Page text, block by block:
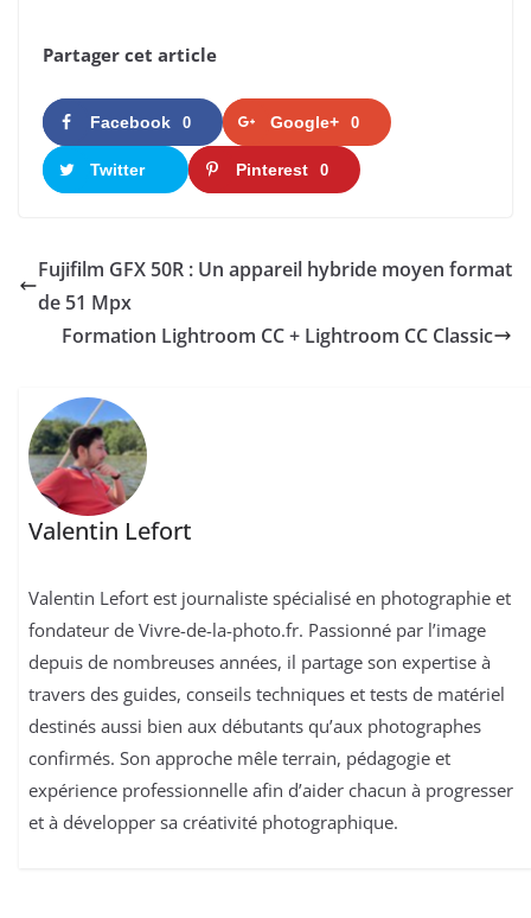
Partager cet article
Facebook 0 Google+ 0
Twitter Pinterest 0
Fujifilm GFX 50R : Un appareil hybride moyen format
de 51 Mpx
Formation Lightroom CC + Lightroom CC Classic
Valentin Lefort
Valentin Lefort est journaliste spécialisé en photographie et
fondateur de Vivre-de-la-photo.fr. Passionné par l’image
depuis de nombreuses années, il partage son expertise à
travers des guides, conseils techniques et tests de matériel
destinés aussi bien aux débutants qu’aux photographes
confirmés. Son approche mêle terrain, pédagogie et
expérience professionnelle afin d’aider chacun à progresser
et à développer sa créativité photographique.